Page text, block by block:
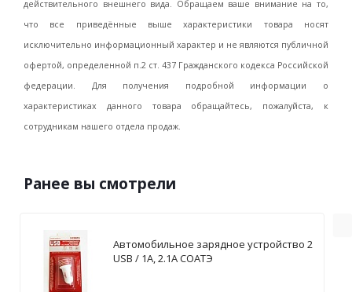
действительного внешнего вида. Обращаем ваше внимание на то,
что все приведённые выше характеристики товара носят
исключительно информационный характер и не являются публичной
офертой, определенной п.2 ст. 437 Гражданского кодекса Российской
федерации. Для получения подробной информации о
характеристиках данного товара обращайтесь, пожалуйста, к
сотрудникам нашего отдела продаж.
Ранее вы смотрели
Автомобильное зарядное устройство 2
USB / 1А, 2.1А СОАТЭ